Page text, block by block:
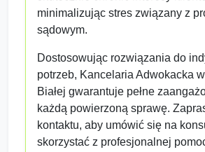
minimalizując stres związany z
sądowym.
Dostosowując rozwiązania do
potrzeb, Kancelaria Adwokacka
Białej gwarantuje pełne
każdą powierzoną sprawę.
kontaktu, aby umówić się na
skorzystać z profesjonalnej